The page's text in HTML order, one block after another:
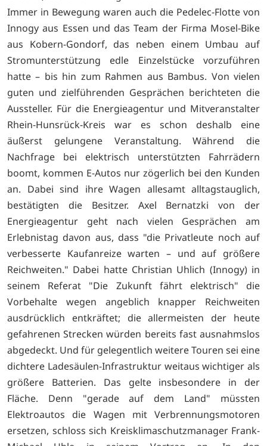
Immer in Bewegung waren auch die Pedelec-Flotte von
Innogy aus Essen und das Team der Firma Mosel-Bike
aus Kobern-Gondorf, das neben einem Umbau auf
Stromunterstützung edle Einzelstücke vorzuführen
hatte – bis hin zum Rahmen aus Bambus. Von vielen
guten und zielführenden Gesprächen berichteten die
Aussteller. Für die Energieagentur und Mitveranstalter
Rhein-Hunsrück-Kreis war es schon deshalb eine
äußerst gelungene Veranstaltung. Während die
Nachfrage bei elektrisch unterstützten Fahrrädern
boomt, kommen E-Autos nur zögerlich bei den Kunden
an. Dabei sind ihre Wagen allesamt alltagstauglich,
bestätigten die Besitzer. Axel Bernatzki von der
Energieagentur geht nach vielen Gesprächen am
Erlebnistag davon aus, dass "die Privatleute noch auf
verbesserte Kaufanreize warten – und auf größere
Reichweiten." Dabei hatte Christian Uhlich (Innogy) in
seinem Referat "Die Zukunft fährt elektrisch" die
Vorbehalte wegen angeblich knapper Reichweiten
ausdrücklich entkräftet; die allermeisten der heute
gefahrenen Strecken würden bereits fast ausnahmslos
abgedeckt. Und für gelegentlich weitere Touren sei eine
dichtere Ladesäulen-Infrastruktur weitaus wichtiger als
größere Batterien. Das gelte insbesondere in der
Fläche. Denn "gerade auf dem Land" müssten
Elektroautos die Wagen mit Verbrennungsmotoren
ersetzen, schloss sich Kreisklimaschutzmanager Frank-